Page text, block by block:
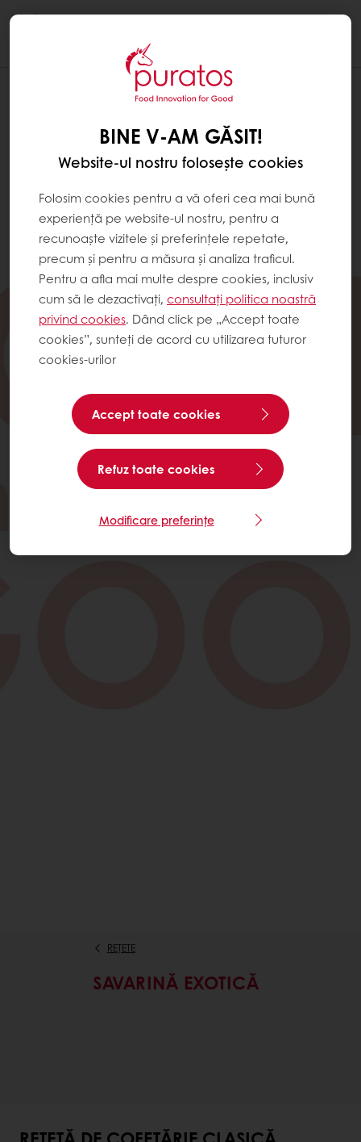
REȚETE
SAVARINĂ EXOTICĂ
BINE V-AM GĂSIT!
Website-ul nostru folosește cookies
Folosim cookies pentru a vă oferi cea mai bună
experiență pe website-ul nostru, pentru a
recunoaște vizitele și preferințele repetate,
precum și pentru a măsura și analiza traficul.
Pentru a afla mai multe despre cookies, inclusiv
cum să le dezactivați, consultați politica noastră
privind cookies. Dând click pe „Accept toate
cookies”, sunteți de acord cu utilizarea tuturor
cookies-urilor
Accept toate cookies
Refuz toate cookies
Modificare preferințe